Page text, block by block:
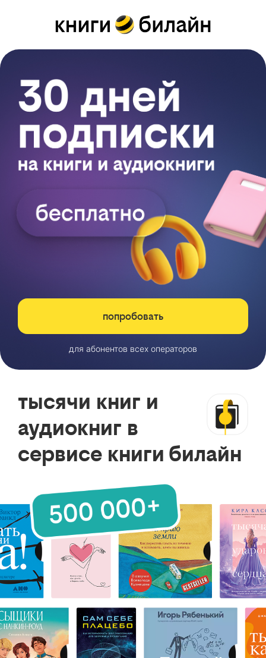
попробовать
для абонентов всех операторов
тысячи книг и
аудиокниг в
сервисе книги билайн